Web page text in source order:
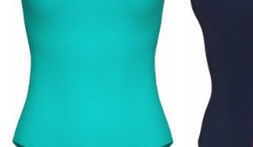
Add to
wishlist